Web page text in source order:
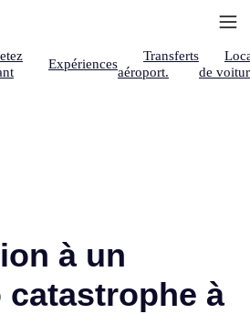
Expériences
Transferts
aéroport.
de
à un
catastrophe à